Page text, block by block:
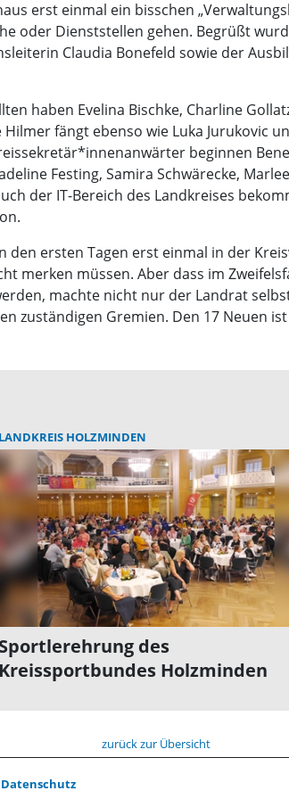
erst einmal ein bisschen
oder Dienststellen gehen. Begrüßt
Claudia Bonefeld sowie der
haben Evelina Bischke, Charline
fängt ebenso wie Luka Jurukovic
beginnen
Festing, Samira Schwärecke,
der IT-Bereich des Landkreises
den ersten Tagen erst einmal in der
merken müssen. Aber dass im
machte nicht nur der Landrat
zuständigen Gremien. Den 17 Neuen
LANDKREIS HOLZMINDEN
Sportlerehrung des
Kreissportbundes Holzminden
zurück zur Übersicht
Datenschutz